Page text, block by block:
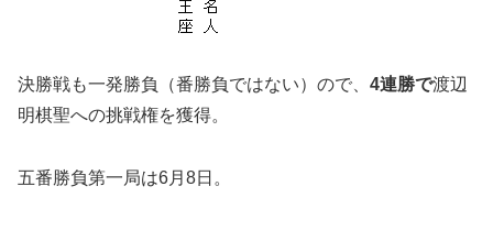
決勝戦も一発勝負（番勝負ではない）ので、 4連勝で渡辺
明棋聖への挑戦権を獲得。
五番勝負第一局は6月8日。